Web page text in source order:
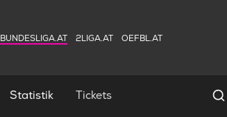
BUNDESLIGA.AT 2LIGA.AT OEFBL.AT
Statistik Tickets